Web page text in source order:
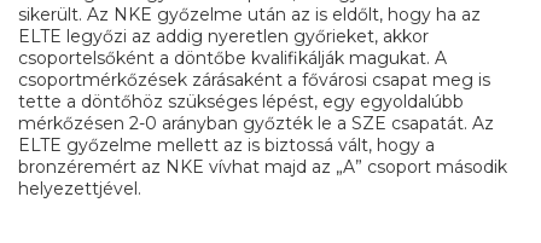
sikerült. Az NKE győzelme után az is eldőlt, hogy ha az
ELTE legyőzi az addig nyeretlen győrieket, akkor
csoportelsőként a döntőbe kvalifikálják magukat. A
csoportmérkőzések zárásaként a fővárosi csapat meg is
tette a döntőhöz szükséges lépést, egy egyoldalúbb
mérkőzésen 2-0 arányban győzték le a SZE csapatát. Az
ELTE győzelme mellett az is biztossá vált, hogy a
bronzéremért az NKE vívhat majd az „A” csoport második
helyezettjével.